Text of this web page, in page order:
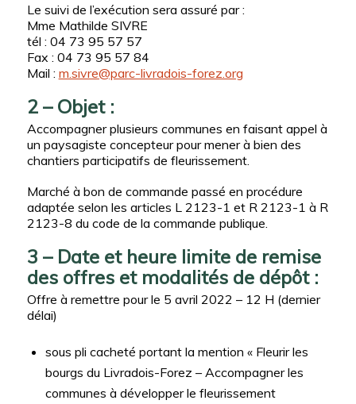
Le suivi de l’exécution sera assuré par :
Mme Mathilde SIVRE
tél : 04 73 95 57 57
Fax : 04 73 95 57 84
Mail : m.sivre@parc-livradois-forez.org
2 – Objet :
Accompagner plusieurs communes en faisant appel à
un paysagiste concepteur pour mener à bien des
chantiers participatifs de fleurissement.
Marché à bon de commande passé en procédure
adaptée selon les articles L 2123-1 et R 2123-1 à R
2123-8 du code de la commande publique.
3 – Date et heure limite de remise
des offres et modalités de dépôt :
Offre à remettre pour le 5 avril 2022 – 12 H (dernier
délai)
sous pli cacheté portant la mention « Fleurir les
bourgs du Livradois-Forez – Accompagner les
communes à développer le fleurissement